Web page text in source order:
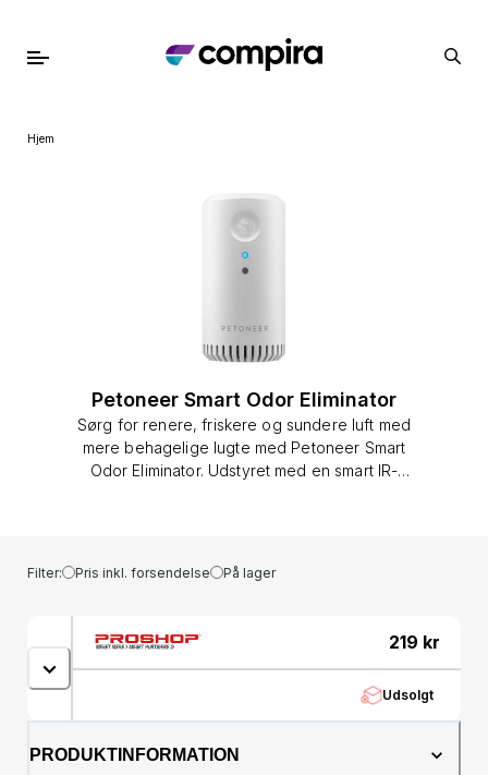
Hjem
Petoneer Smart Odor Eliminator
Sørg for renere, friskere og sundere luft med
mere behagelige lugte med Petoneer Smart
Odor Eliminator. Udstyret med en smart IR-
to tilstande gør det nemt at tilpasse enheden
til dine behov. Luftfriskerens virkefelt er 360°
luften perfekt i hele rummet. Slip af med
bakterier og glem alt om ubehagelig lugt
takket være Petoneer!
Filter: Pris inkl. forsendelse På lager
219 kr
Udsolgt
PRODUKTINFORMATION